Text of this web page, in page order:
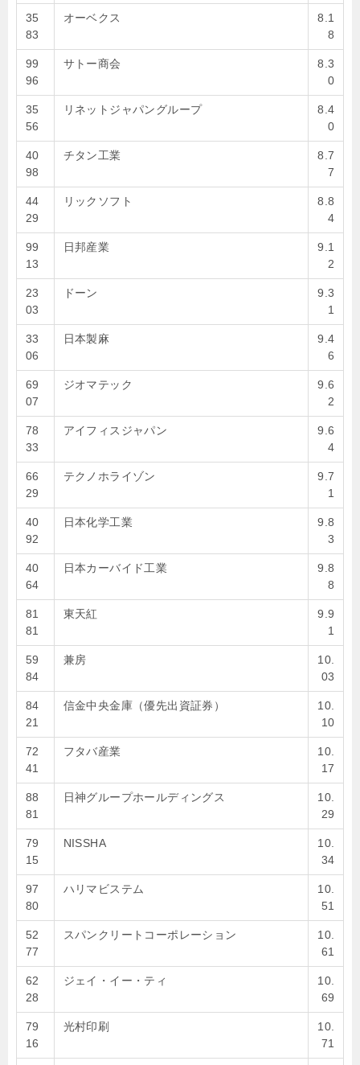
35
83
オーベクス
8.1
8
99
96
サトー商会
8.3
0
35
56
リネットジャパングループ
8.4
0
40
98
チタン工業
8.7
7
44
29
リックソフト
8.8
4
99
13
日邦産業
9.1
2
23
03
ドーン
9.3
1
33
06
日本製麻
9.4
6
69
07
ジオマテック
9.6
2
78
33
アイフィスジャパン
9.6
4
66
29
テクノホライゾン
9.7
1
40
92
日本化学工業
9.8
3
40
64
日本カーバイド工業
9.8
8
81
81
東天紅
9.9
1
59
84
兼房
10.
03
84
21
信金中央金庫（優先出資証券）
10.
10
72
41
フタバ産業
10.
17
88
81
日神グループホールディングス
10.
29
79
15
NISSHA
10.
34
97
80
ハリマビステム
10.
51
52
77
スパンクリートコーポレーション
10.
61
62
28
ジェイ・イー・ティ
10.
69
79
16
光村印刷
10.
71